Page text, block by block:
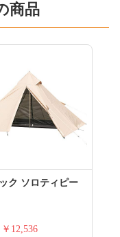
商品
ク ソロティピー
￥12,536